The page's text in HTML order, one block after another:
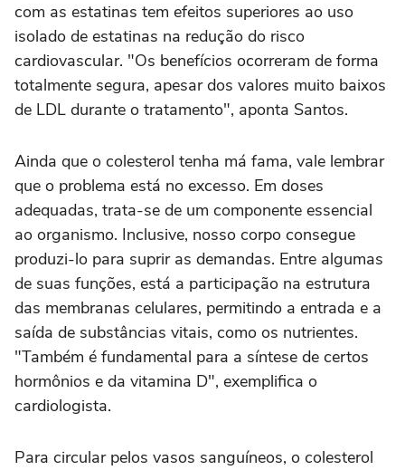
com as estatinas tem efeitos superiores ao uso
isolado de estatinas na redução do risco
cardiovascular. "Os benefícios ocorreram de forma
totalmente segura, apesar dos valores muito baixos
de LDL durante o tratamento", aponta Santos.
Ainda que o colesterol tenha má fama, vale lembrar
que o problema está no excesso. Em doses
adequadas, trata-se de um componente essencial
ao organismo. Inclusive, nosso corpo consegue
produzi-lo para suprir as demandas. Entre algumas
de suas funções, está a participação na estrutura
das membranas celulares, permitindo a entrada e a
saída de substâncias vitais, como os nutrientes.
"Também é fundamental para a síntese de certos
hormônios e da vitamina D", exemplifica o
cardiologista.
Para circular pelos vasos sanguíneos, o colesterol